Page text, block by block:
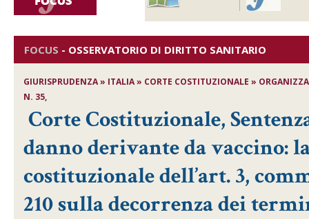
FOCUS - OSSERVATORIO DI DIRITTO SANITARIO
GIURISPRUDENZA » ITALIA » CORTE COSTITUZIONALE »
N. 35,
Corte Costituzionale,
danno derivante da vaccino:
costituzionale dell’art. 3,
210 sulla decorrenza dei